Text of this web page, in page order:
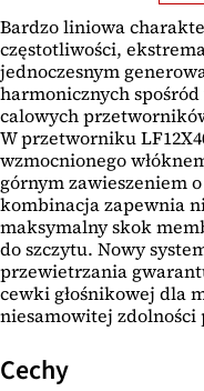
Bardzo liniowa
częstotliwości,
jednoczesnym
harmonicznych
calowych
W przetworniku
wzmocnionego
górnym zawieszeniem
kombinacja zapewnia
maksymalny skok
do szczytu. Nowy
przewietrzania
cewki głośnikowej dla
niesamowitej zdolności
Cechy